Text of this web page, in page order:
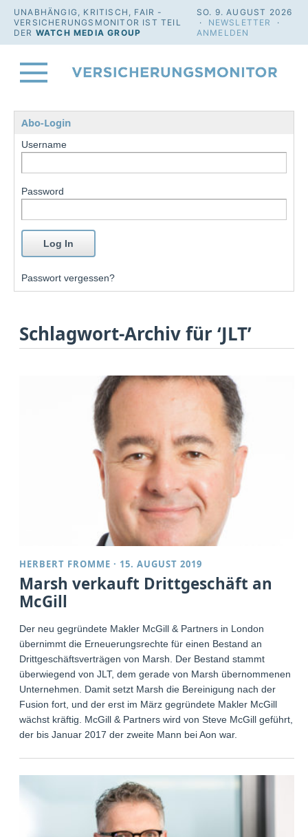
UNABHÄNGIG, KRITISCH, FAIR -
VERSICHERUNGSMONITOR IST TEIL
DER WATCH MEDIA GROUP
SO. 9. AUGUST 2026
· NEWSLETTER
·
ANMELDEN
Abo-Login
Username
Password
Passwort vergessen?
Schlagwort-Archiv für ‘JLT’
HERBERT FROMME · 15. AUGUST 2019
Marsh verkauft Drittgeschäft an
McGill
Der neu gegründete Makler McGill & Partners in London
übernimmt die Erneuerungsrechte für einen Bestand an
Drittgeschäftsverträgen von Marsh. Der Bestand stammt
überwiegend von JLT, dem gerade von Marsh übernommenen
Unternehmen. Damit setzt Marsh die Bereinigung nach der
Fusion fort, und der erst im März gegründete Makler McGill
wächst kräftig. McGill & Partners wird von Steve McGill geführt,
der bis Januar 2017 der zweite Mann bei Aon war.